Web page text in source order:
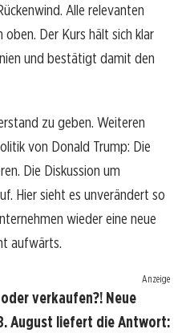
Alle relevanten
Der Kurs hält sich klar
und bestätigt damit den
zu geben. Weiteren
von Donald Trump: Die
Die Diskussion um
Hier sieht es unverändert so
wieder eine neue
aufwärts.
Anzeige
verkaufen?! Neue
August liefert die Antwort: